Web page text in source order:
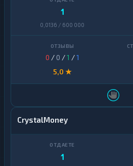
1
0,0136 / 600 000
0 / 0 /1 /1
5,0 ★
CrystalMoney
1